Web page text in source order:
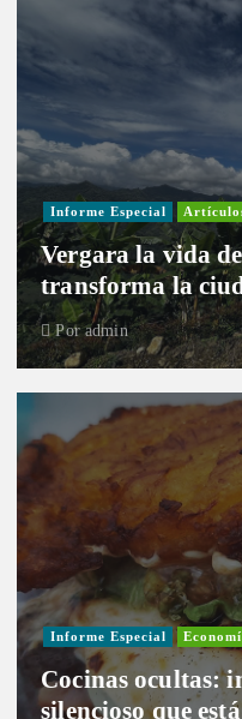
Informe Especial
Vergara la vida
transforma la
Poradmin
Informe Especial
Cocinas ocultas:
silencioso que